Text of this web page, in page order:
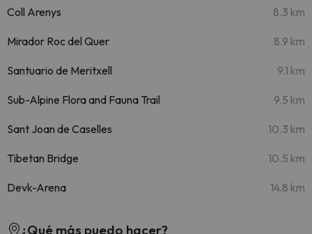
Coll Arenys 8.3 km
Mirador Roc del Quer 8.9 km
Santuario de Meritxell 9.1 km
Sub-Alpine Flora and Fauna Trail 9.5 km
Sant Joan de Caselles 10.3 km
Tibetan Bridge 10.5 km
Devk-Arena 14.8 km
¿Qué más puedo hacer?